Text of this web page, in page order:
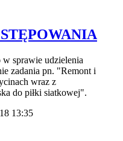
sprawie udzielenia
zadania pn. "Remont i
wraz z
do piłki siatkowej".
13:35